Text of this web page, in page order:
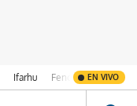
Ifarhu Fenómeno de El
EN VIVO